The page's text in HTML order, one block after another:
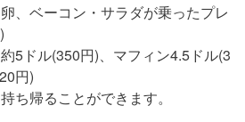
、ベーコン・サラダが乗ったプレ
5ドル(350円)、マフィン4.5ドル(3
円)
ち帰ることができます。